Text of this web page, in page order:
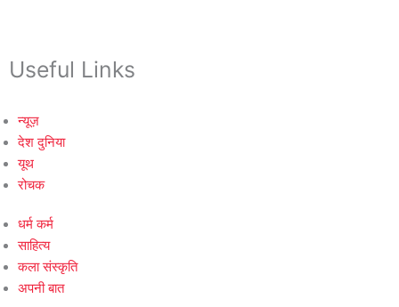
Useful Links
न्यूज़
देश दुनिया
यूथ
रोचक
धर्म कर्म
साहित्य
कला संस्कृति
अपनी बात